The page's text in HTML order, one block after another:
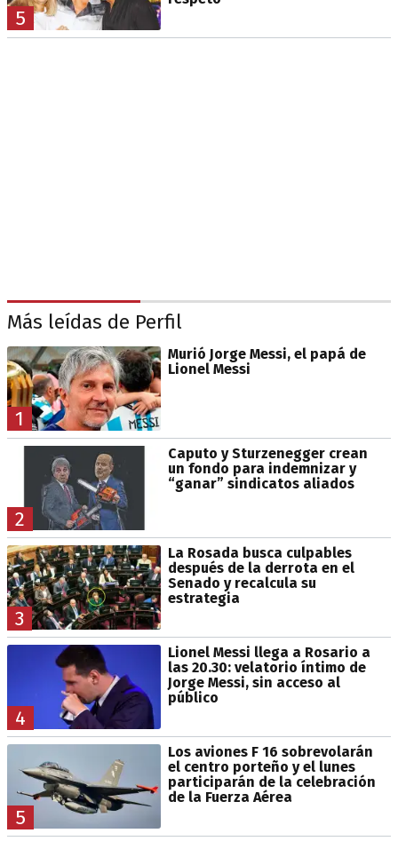
5
Más leídas de Perfil
1
Murió Jorge Messi, el papá de
Lionel Messi
2
Caputo y Sturzenegger crean
un fondo para indemnizar y
“ganar” sindicatos aliados
3
La Rosada busca culpables
después de la derrota en el
Senado y recalcula su
estrategia
4
Lionel Messi llega a Rosario a
las 20.30: velatorio íntimo de
Jorge Messi, sin acceso al
público
5
Los aviones F 16 sobrevolarán
el centro porteño y el lunes
participarán de la celebración
de la Fuerza Aérea